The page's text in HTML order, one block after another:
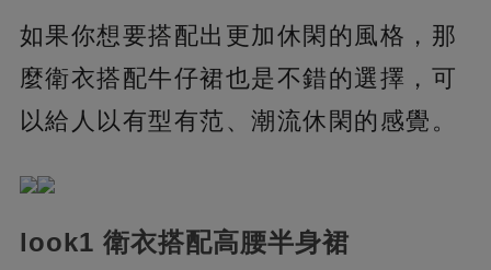
如果你想要搭配出更加休閑的風格，那
麼衛衣搭配牛仔裙也是不錯的選擇，可
以給人以有型有范、潮流休閑的感覺。
look1 衛衣搭配高腰半身裙